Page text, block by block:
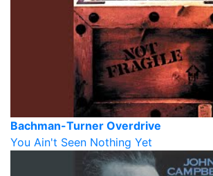
Bachman-Turner Overdrive
You Ain't Seen Nothing Yet